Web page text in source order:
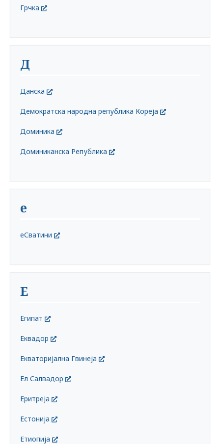
Грчка
Д
Данска
Демократска народна република Кореја
Доминика
Доминиканска Република
е
еСватини
Е
Египат
Еквадор
Екваторијална Гвинеја
Ел Салвадор
Еритреја
Естонија
Етиопија